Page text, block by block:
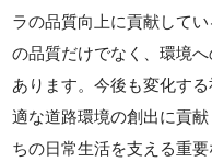
ラの品質向上に貢献して
の品質だけでなく、環境
あります。今後も変化す
適な道路環境の創出に貢
ちの日常生活を支える重